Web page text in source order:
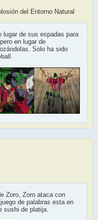
del Entorno Natural
lugar de sus espadas para
en lugar de
Solo ha sido
Zoro, Zoro ataca con
de palabras esta en
sushi de platija.